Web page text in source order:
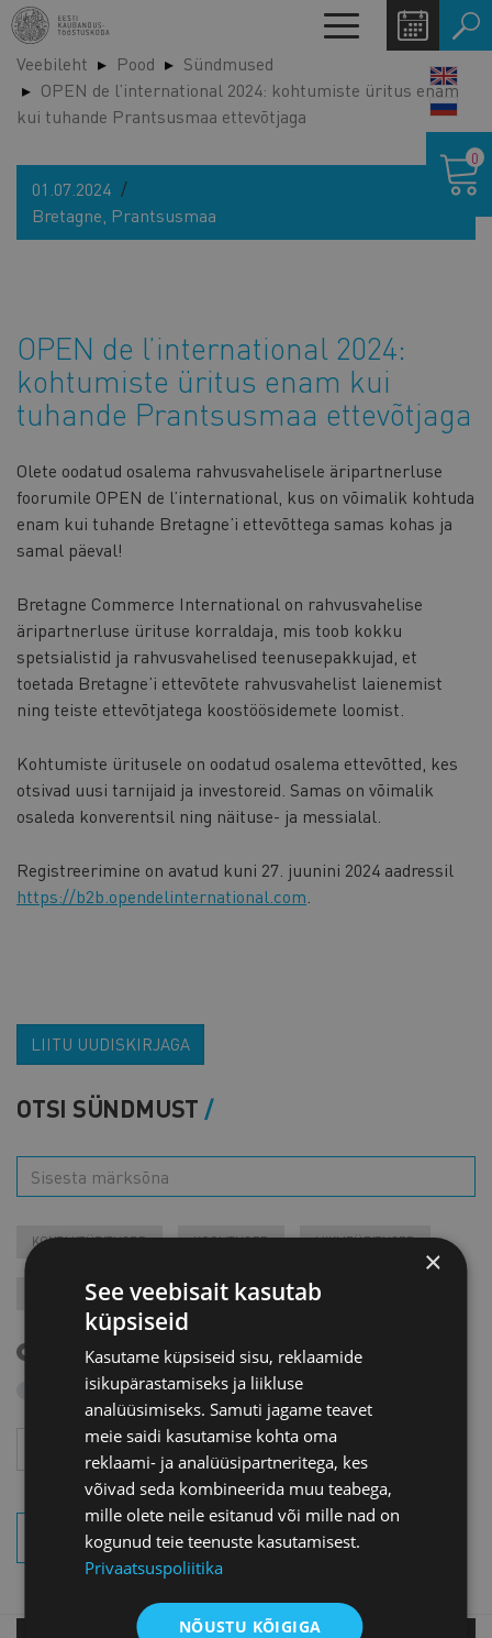
Liigu
edasi
põhisisu
juurde
Toggle
navigation
Veebileht Pood
Sündmused
OPEN de l’international 2024: kohtumiste üritus enam
kui tuhande Prantsusmaa ettevõtjaga
01.07.2024
Bretagne, Prantsusmaa
OPEN de l’international 2024:
kohtumiste üritus enam kui
tuhande Prantsusmaa ettevõtjaga
Olete oodatud osalema rahvusvahelisele äripartnerluse
foorumile OPEN de l’international, kus on võimalik kohtuda
enam kui tuhande Bretagne’i ettevõttega samas kohas ja
samal päeval!
Bretagne Commerce International on rahvusvahelise
äripartnerluse ürituse korraldaja, mis toob kokku
spetsialistid ja rahvusvahelised teenusepakkujad, et
toetada Bretagne’i ettevõtete rahvusvahelist laienemist
ning teiste ettevõtjatega koostöösidemete loomist.
Kohtumiste üritusele on oodatud osalema ettevõtted, kes
otsivad uusi tarnijaid ja investoreid. Samas on võimalik
osaleda konverentsil ning näituse- ja messialal.
Registreerimine on avatud kuni 27. juunini 2024 aadressil
https://b2b.opendelinternational.com
0
LIITU UUDISKIRJAGA
OTSI SÜNDMUST
KONTAKTÜRITUSED KOOLITUSED LIIKMEÜRITUSED
JÄRELVAATAMINE MESSID VARIA
Tulevased sündmused
Otsi arhiivist
Kuu
OTSI SÜNDMUSI
×
See veebisait kasutab
küpsiseid
Kasutame küpsiseid sisu, reklaamide
isikupärastamiseks ja liikluse
analüüsimiseks. Samuti jagame teavet
meie saidi kasutamise kohta oma
reklaami- ja analüüsipartneritega, kes
võivad seda kombineerida muu teabega,
mille olete neile esitanud või mille nad on
kogunud teie teenuste kasutamisest.
Privaatsuspoliitika
NÕUSTU KÕIGIGA